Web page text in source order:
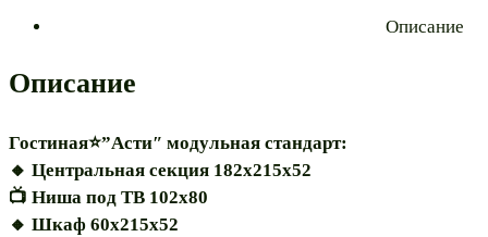
Описание
Описание
Гостиная⭐”Асти″ модульная стандарт:
🔸️ Центральная секция 182х215х52
📺 Ниша под ТВ 102х80
🔸️ Шкаф 60х215х52